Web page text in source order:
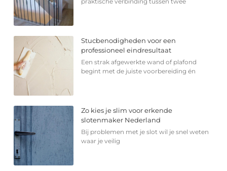
Stucbenodigheden voor een
professioneel eindresultaat
Een strak afgewerkte wand of plafond
begint met de juiste voorbereiding én
Zo kies je slim voor erkende
slotenmaker Nederland
Bij problemen met je slot wil je snel weten
waar je veilig